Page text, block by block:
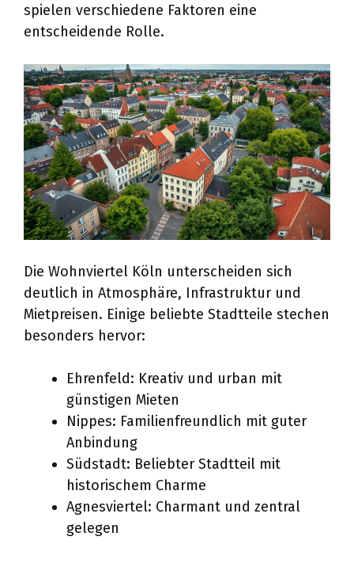
spielen verschiedene Faktoren eine
entscheidende Rolle.
Die Wohnviertel Köln unterscheiden sich
deutlich in Atmosphäre, Infrastruktur und
Mietpreisen. Einige beliebte Stadtteile stechen
besonders hervor:
Ehrenfeld: Kreativ und urban mit
günstigen Mieten
Nippes: Familienfreundlich mit guter
Anbindung
Südstadt: Beliebter Stadtteil mit
historischem Charme
Agnesviertel: Charmant und zentral
gelegen